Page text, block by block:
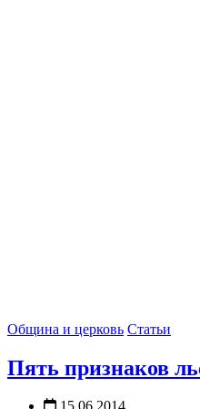
Община и церковь Статьи
Пять признаков